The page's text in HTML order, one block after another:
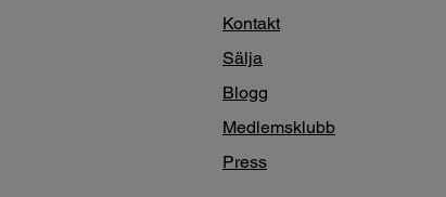
Kontakt
Sälja
Blogg
Medlemsklubb
Press